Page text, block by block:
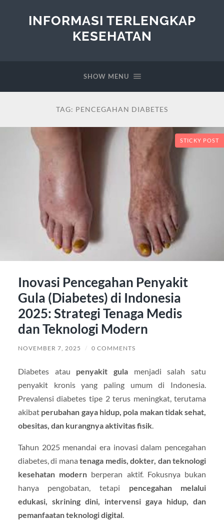
INFORMASI TERLENGKAP
KESEHATAN
SHOW MENU
TAG: PENCEGAHAN DIABETES
STICKY POST
Inovasi Pencegahan Penyakit
Gula (Diabetes) di Indonesia
2025: Strategi Tenaga Medis
dan Teknologi Modern
NOVEMBER 7, 2025 / 0 COMMENTS
Diabetes atau penyakit gula menjadi salah satu
penyakit kronis yang paling umum di Indonesia.
Prevalensi diabetes tipe 2 terus meningkat, terutama
akibat perubahan gaya hidup, pola makan tidak sehat,
obesitas, dan kurangnya aktivitas fisik.
Tahun 2025 menandai era inovasi dalam pencegahan
diabetes, di manatenaga medis, dokter, dan teknologi
kesehatan modern berperan aktif. Fokusnya bukan
hanya pengobatan, tetapi pencegahan melalui
edukasi, skrining dini, intervensi gaya hidup, dan
pemanfaatan teknologi digital.